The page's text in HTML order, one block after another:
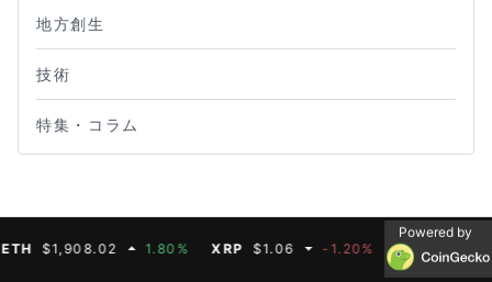
地方創生
技術
特集・コラム
$1,908.02 1.80% XRP $1.06 -1.20% BNB $593.11
Powered by